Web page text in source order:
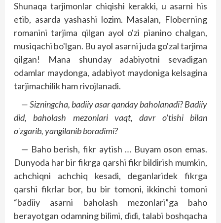
Shunaqa tarjimonlar chiqishi kerakki, u asarni his
etib, asarda yashashi lozim. Masalan, Floberning
romanini tarjima qilgan ayol o'zi pia­nino chalgan,
musiqachi bo'lgan. Bu ayol asarni juda go'zal tarjima
qilgan! Mana shunday adabiyotni sevadigan
odamlar maydonga, adabiyot maydoniga kelsagina
tarjimachilik ham ri­vojlanadi.
— Sizningcha, badiiy asar qanday baholanadi? Badiiy
did, baholash mezonlari vaqt, davr o'tishi bilan
o'zgarib, yangilanib boradimi?
— Baho berish, fikr aytish … Buyam oson emas.
Dunyoda har bir fikr­­ga qarshi fikr bildirish mumkin,
achchiqni achchiq kesadi, deganlaridek fikrga
qarshi fikrlar bor, bu bir tomoni, ikkinchi tomoni
“badiiy asarni baholash mezonlari”ga baho
berayotgan odamning bilimi, didi, talabi boshqacha